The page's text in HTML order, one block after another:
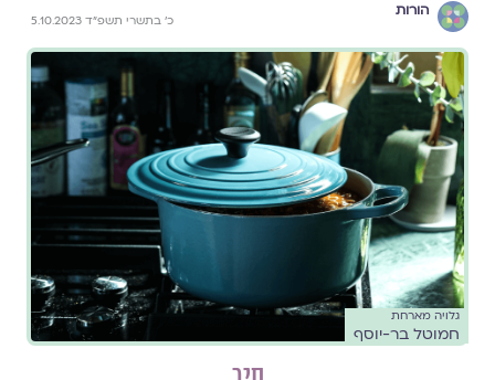
הורות
כ׳ בתשרי תשפ״ד 5.10.2023
גלויה מארחת
חמוטל בר-יוסף